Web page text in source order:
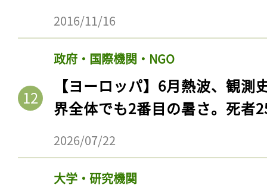
2016/11/16
政府・国際機関・NGO
【ヨーロッパ】6月熱波、観
界全体でも2番目の暑さ。死者
2026/07/22
大学・研究機関